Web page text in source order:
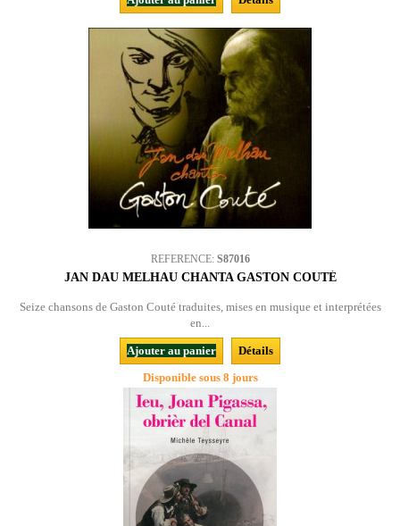
REFERENCE: S87016
JAN DAU MELHAU CHANTA GASTON COUTÉ
Seize chansons de Gaston Couté traduites, mises en musique et interprétées
en...
Ajouter au panier
Détails
Disponible sous 8 jours